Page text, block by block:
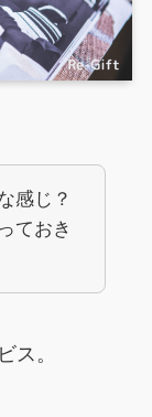
感じ？
ておき
ス。